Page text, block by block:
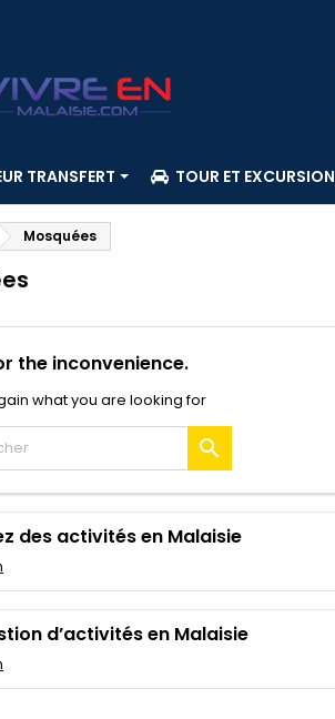
TRANSFERT TOUR ET EXCURSION
Mosquées
the inconvenience.
what you are looking for

des activités en Malaisie
d’activités en Malaisie